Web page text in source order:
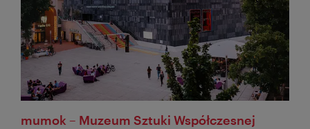
mumok – Muzeum Sztuki Współczesnej